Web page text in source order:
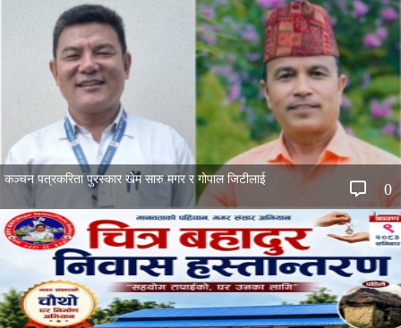
0
कञ्चन पत्रकरिता पुरस्कार खेम सारु मगर र गोपाल जिटीलाई